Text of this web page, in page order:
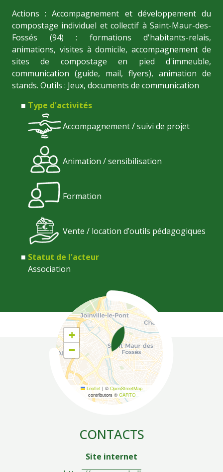
Actions : Accompagnement et développement du
compostage individuel et collectif à Saint-Maur-des-
Fossés (94) : formations d'habitants-relais,
animations, visites à domicile, accompagnement de
sites de compostage en pied d'immeuble,
communication (guide, mail, flyers), animation de
stands. Outils : Jeux, documents de communication
Type d'activités
Accompagnement / suivi de projet
Animation / sensibilisation
Formation
Vente / location d’outils pédagogiques
Statut de l'acteur
Association
Coordonnées
+
−
Leaflet | ©OpenStreetMap
contributors © CARTO
CONTACTS
Site internet